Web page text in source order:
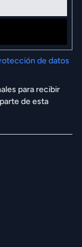
de datos
para recibir
de esta